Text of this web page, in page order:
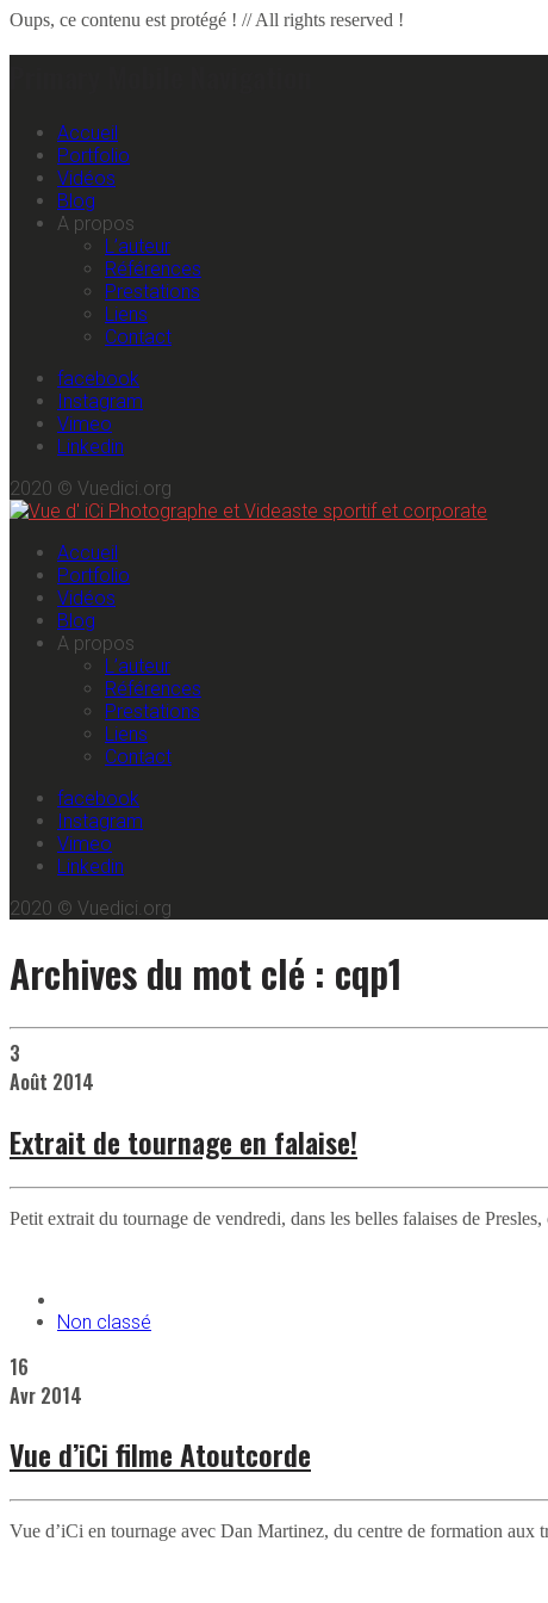
Oups, ce contenu est protégé ! // All rights reserved !
Accueil
Portfolio
Vidéos
Blog
A propos
L’auteur
Références
Prestations
Liens
Contact
facebook
Instagram
Vimeo
Linkedin
2020 © Vuedici.org
Accueil
Portfolio
Vidéos
Blog
A propos
L’auteur
Références
Prestations
Liens
Contact
facebook
Instagram
Vimeo
Linkedin
2020 © Vuedici.org
Archives du mot clé : cqp1
3
Août 2014
Extrait de tournage en falaise!
Petit extrait du tournage de vendredi, dans les belles falaises de
Non classé
16
Avr 2014
Vue d’iCi filme Atoutcorde
Vue d’iCi en tournage avec Dan Martinez, du centre de formation